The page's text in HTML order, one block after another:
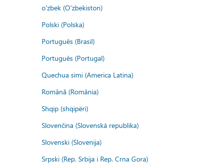
o'zbek (O'zbekiston)
Polski (Polska)
Português (Brasil)
Português (Portugal)
Quechua simi (America Latina)
Română (România)
Shqip (shqipëri)
Slovenčina (Slovenská republika)
Slovenski (Slovenija)
Srpski (Rep. Srbija i Rep. Crna Gora)